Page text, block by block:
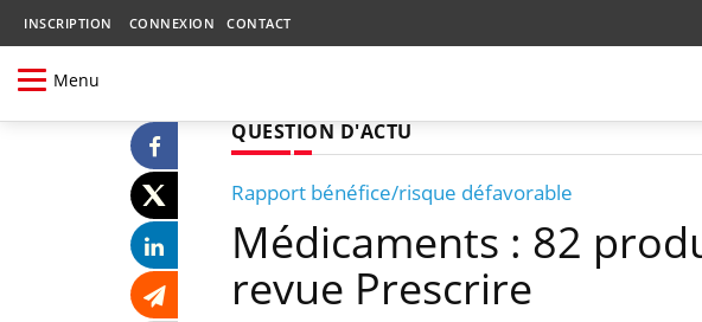
INSCRIPTION CONNEXION CONTACT
Menu
QUESTION D'ACTU
Rapport bénéfice/risque défavorable
Médicaments : 82
revue Prescrire